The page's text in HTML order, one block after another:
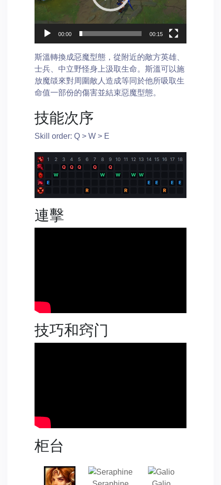
00:00 00:15
斯溫轉換成惡魔型態，從附近的敵方英雄、
士兵、中立野怪身上汲取生命。斯溫可以施
放魔燄來對周圍敵人造成等同於他所吸取生
命值一部份的傷害並結束惡魔型態。
技能次序
Skill order: Q > W > E
連擊
技巧和窍门
柜台